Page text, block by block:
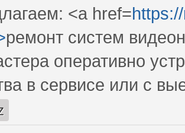
<a href=
ремонт систем
оперативно
в сервисе или с